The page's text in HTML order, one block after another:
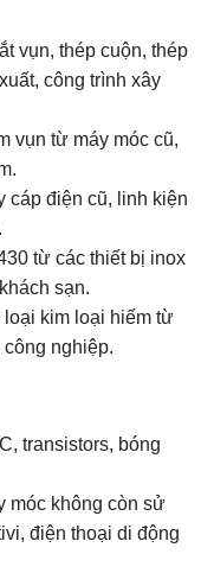
vụn, thép cuộn, thép
công trình xây
vụn từ máy móc cũ,
cáp điện cũ, linh kiện
từ các thiết bị inox
sạn.
loại kim loại hiếm từ
nghiệp.
transistors, bóng
móc không còn sử
điện thoại di động